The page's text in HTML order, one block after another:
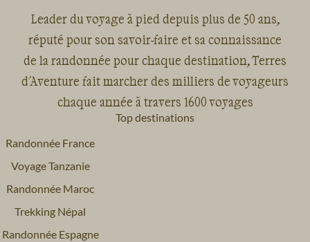
Leader du voyage à pied depuis plus de 50 ans,
réputé pour son savoir-faire et sa connaissance
de la randonnée pour chaque destination, Terres
d'Aventure fait marcher des milliers de voyageurs
chaque année à travers 1600 voyages
Top destinations
Randonnée France
Voyage Tanzanie
Randonnée Maroc
Trekking Népal
Randonnée Espagne